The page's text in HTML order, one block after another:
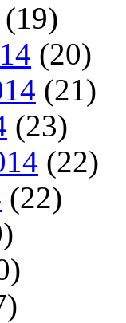
(19)
(20)
(21)
(23)
(22)
(22)